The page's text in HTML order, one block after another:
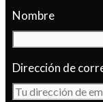
Nombre
Dirección de